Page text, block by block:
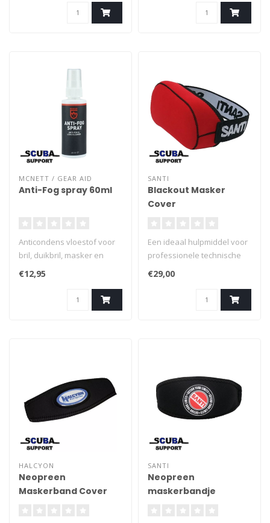
MCNETT / GEAR AID
Anti-Fog spray 60ml
Anticondens vloestof voor
bril, duikbril, masker en
helm
€12,95
SANTI
Blackout Masker
Cover
Een ideaal hulpmiddel voor
professionele technische
instructeurs. De SANTI
Blackout Mask Cover is
ontworpen voor
gesimuleerde zero visibility
€29,00
HALCYON
Neopreen
Maskerband Cover
SANTI
Neopreen
maskerbandje